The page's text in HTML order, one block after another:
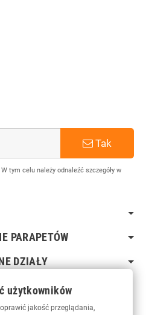
Tak
tym celu należy odnaleźć szczegóły w
PARAPETÓW
DZIAŁY
użytkowników
jakość przeglądania,